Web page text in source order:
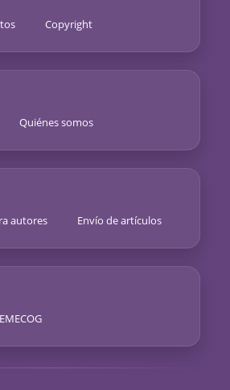
Copyright
Quiénes somos
autores Envío de artículos